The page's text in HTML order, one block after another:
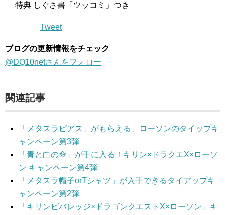
特典 しぐさ書「ツッコミ」つき
Tweet
ブログの更新情報をチェック
@DQ10netさんをフォロー
関連記事
「メタスラピアス」がもらえる、ローソンのタイップキ
ャンペーン第3弾
「青と白の傘」が手に入る！キリン×ドラクエX×ローソ
ン キャンペーン第4弾
「メタスラ帽子orTシャツ」が入手できるタイアップキ
ャンペーン第2弾
「キリンビバレッジ×ドラゴンクエストX×ローソン」キ